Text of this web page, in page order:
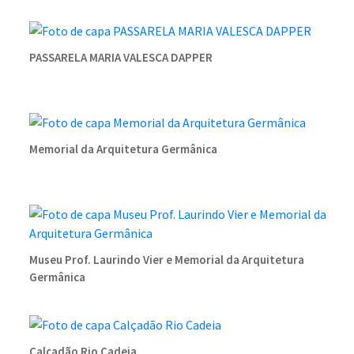
PASSARELA MARIA VALESCA DAPPER
Memorial da Arquitetura Germânica
Museu Prof. Laurindo Vier e Memorial da Arquitetura
Germânica